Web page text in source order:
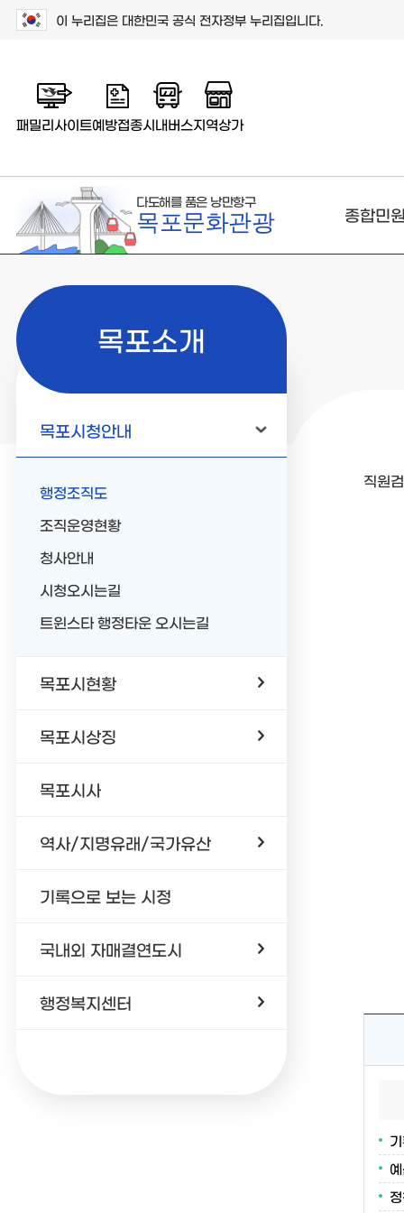
이 누리집은 대한민국 공식 전자정부 누리집입니다.
패밀리사이트예방접종시내버스지역상가
다도해를 품은 낭만항구
목포문화관광 종합민원
목포소개
목포시청안내
행정조직도
조직운영현황
청사안내
시청오시는길
트윈스타 행정타운 오시는길
목포시현황
목포시상징
목포시사
역사/지명유래/국가유산
기록으로 보는 시정
국내외 자매결연도시
행정복지센터
직원